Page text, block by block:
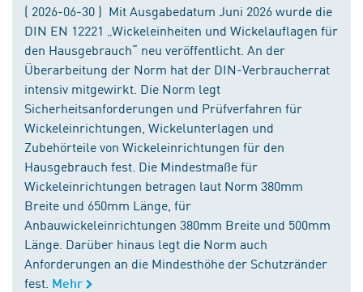
( 2026-06-30 ) Mit Ausgabedatum Juni 2026 wurde die
DIN EN 12221 „Wickeleinheiten und Wickelauflagen für
den Hausgebrauch“ neu veröffentlicht. An der
Überarbeitung der Norm hat der DIN-Verbraucherrat
intensiv mitgewirkt. Die Norm legt
Sicherheitsanforderungen und Prüfverfahren für
Wickeleinrichtungen, Wickelunterlagen und
Zubehörteile von Wickeleinrichtungen für den
Hausgebrauch fest. Die Mindestmaße für
Wickeleinrichtungen betragen laut Norm 380mm
Breite und 650mm Länge, für
Anbauwickeleinrichtungen 380mm Breite und 500mm
Länge. Darüber hinaus legt die Norm auch
Anforderungen an die Mindesthöhe der Schutzränder
fest. Mehr